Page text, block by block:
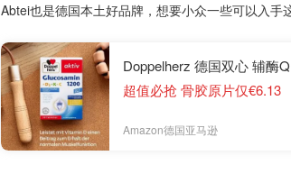
Abtei也是德国本土好品牌，想要小众一些可以入手
Doppelherz 德国双心 辅酶
超值必抢 骨胶原片仅€6.13
Amazon德国亚马逊